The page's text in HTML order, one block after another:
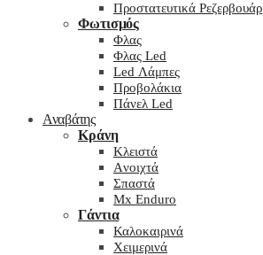
Προστατευτικά Ρεζερβουάρ
Φωτισμός
Φλας
Φλας Led
Led Λάμπες
Προβολάκια
Πάνελ Led
Αναβάτης
Κράνη
Kλειστά
Aνοιχτά
Σπαστά
Mx Enduro
Γάντια
Καλοκαιρινά
Χειμερινά